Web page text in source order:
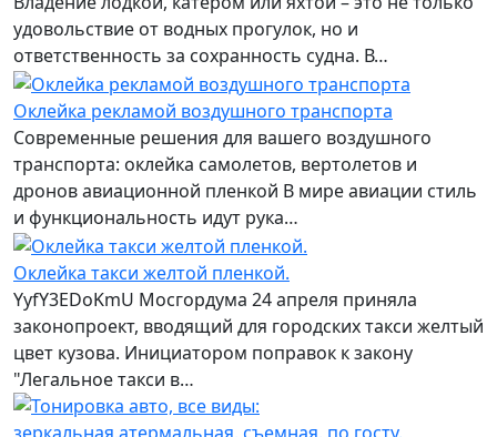
удовольствие от водных прогулок, но и
ответственность за сохранность судна. В…
Оклейка рекламой воздушного транспорта
Современные решения для вашего воздушного
транспорта: оклейка самолетов, вертолетов и
дронов авиационной пленкой В мире авиации стиль
и функциональность идут рука…
Оклейка такси желтой пленкой.
YyfY3EDoKmU Мосгордума 24 апреля приняла
законопроект, вводящий для городских такси желтый
цвет кузова. Инициатором поправок к закону
"Легальное такси в…